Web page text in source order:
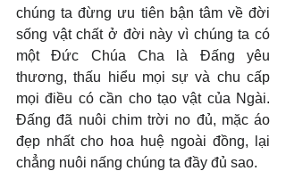
chúng ta đừng ưu tiên bận tâm về đời
sống vật chất ở đời này vì chúng ta có
một Đức Chúa Cha là Đấng yêu
thương, thấu hiểu mọi sự và chu cấp
mọi điều có cần cho tạo vật của Ngài.
Đấng đã nuôi chim trời no đủ, mặc áo
đẹp nhất cho hoa huệ ngoài đồng, lại
chẳng nuôi nấng chúng ta đầy đủ sao.